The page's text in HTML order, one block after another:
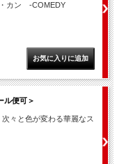
・カン -COMEDY
ル便可＞
々と色が変わる華麗なス